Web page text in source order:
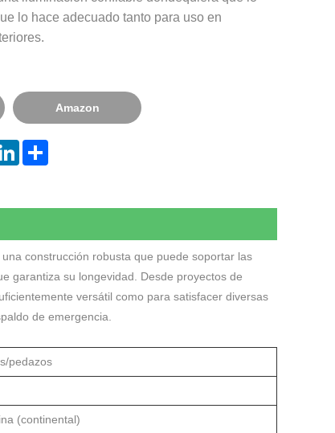
lo hace adecuado tanto para uso en
Amazon
LinkedInShare
construcción robusta que puede soportar las
garantiza su longevidad. Desde proyectos de
versátil como para satisfacer diversas
de emergencia.
pedazos
(continental)